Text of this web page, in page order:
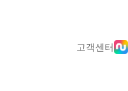
고객센터